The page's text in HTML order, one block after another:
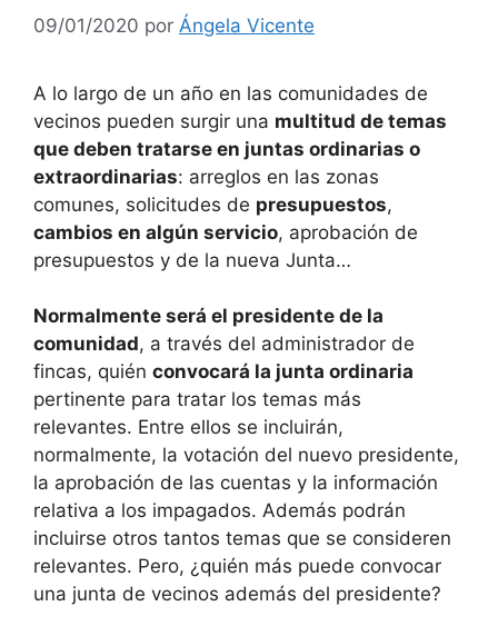
09/01/2020 por Ángela Vicente
A lo largo de un año en las comunidades de
vecinos pueden surgir una multitud de temas
que deben tratarse en juntas ordinarias o
extraordinarias: arreglos en las zonas
comunes, solicitudes de presupuestos,
cambios en algún servicio, aprobación de
presupuestos y de la nueva Junta…
Normalmente será el presidente de la
comunidad, a través del administrador de
fincas, quién convocará la junta ordinaria
pertinente para tratar los temas más
relevantes. Entre ellos se incluirán,
normalmente, la votación del nuevo presidente,
la aprobación de las cuentas y la información
relativa a los impagados. Además podrán
incluirse otros tantos temas que se consideren
relevantes. Pero, ¿quién más puede convocar
una junta de vecinos además del presidente?